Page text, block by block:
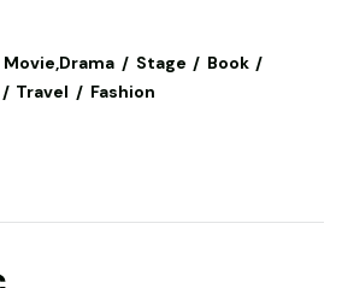
Movie,Drama Stage
Book
Travel Fashion